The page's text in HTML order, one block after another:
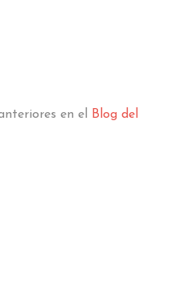
en el
Blog del